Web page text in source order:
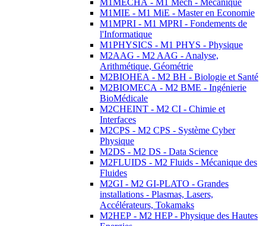
M1MECHA - M1 Mech - Mécanique
M1MIE - M1 MiE - Master en Economie
M1MPRI - M1 MPRI - Fondements de
l'Informatique
M1PHYSICS - M1 PHYS - Physique
M2AAG - M2 AAG - Analyse,
Arithmétique, Géométrie
M2BIOHEA - M2 BH - Biologie et Santé
M2BIOMECA - M2 BME - Ingénierie
BioMédicale
M2CHEINT - M2 CI - Chimie et
Interfaces
M2CPS - M2 CPS - Système Cyber
Physique
M2DS - M2 DS - Data Science
M2FLUIDS - M2 Fluids - Mécanique des
Fluides
M2GI - M2 GI-PLATO - Grandes
installations - Plasmas, Lasers,
Accélérateurs, Tokamaks
M2HEP - M2 HEP - Physique des Hautes